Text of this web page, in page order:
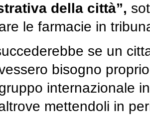
della città”,
le farmacie in
se un
bisogno
internazionale
mettendoli in